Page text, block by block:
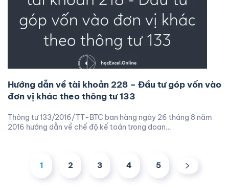
Hướng dẫn về tài khoản 228 – Đầu tư góp vốn vào
đơn vị khác theo thông tư 133
Thông tư 133/2016/TT-BTC ban hàng ngày 26 tháng 8 năm
2016 hướng dẫn về chế độ kế toán trong doan…
1 2 3 4 5